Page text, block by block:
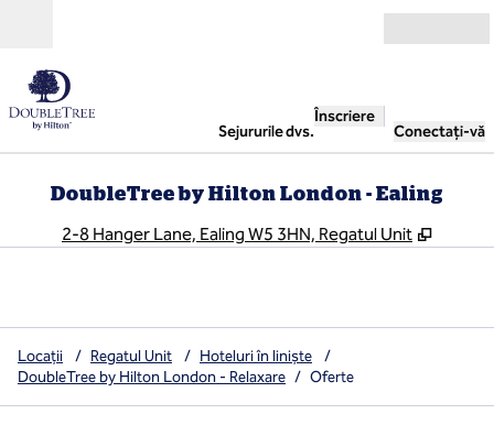
Sejururile dvs.
Înscriere
Conectați-vă
DoubleTree by Hilton London - Ealing
2-8 Hanger Lane, Ealing W5 3HN, Regatul Unit ,
Locații / Regatul Unit / Hoteluri în liniște
/
DoubleTree by Hilton London - Relaxare / Oferte